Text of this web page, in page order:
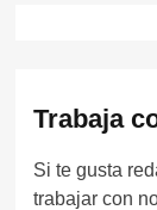
Trabaja
Si te gusta
trabajar con